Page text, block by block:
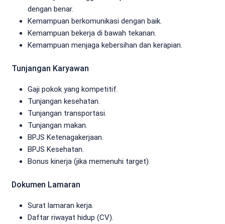
dengan benar.
Kemampuan berkomunikasi dengan baik.
Kemampuan bekerja di bawah tekanan.
Kemampuan menjaga kebersihan dan kerapian.
Tunjangan Karyawan
Gaji pokok yang kompetitif.
Tunjangan kesehatan.
Tunjangan transportasi.
Tunjangan makan.
BPJS Ketenagakerjaan.
BPJS Kesehatan.
Bonus kinerja (jika memenuhi target).
Dokumen Lamaran
Surat lamaran kerja.
Daftar riwayat hidup (CV).